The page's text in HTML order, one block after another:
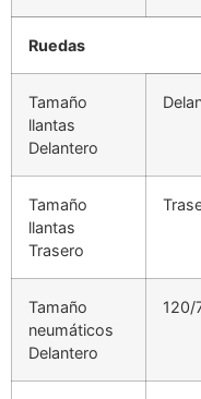
Ruedas
Tamaño
llantas
Delantero
Tamaño
llantas
Trasero
Tamaño
neumáticos
Delantero
120/